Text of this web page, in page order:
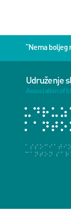
“Nema
Udruženje
Association of